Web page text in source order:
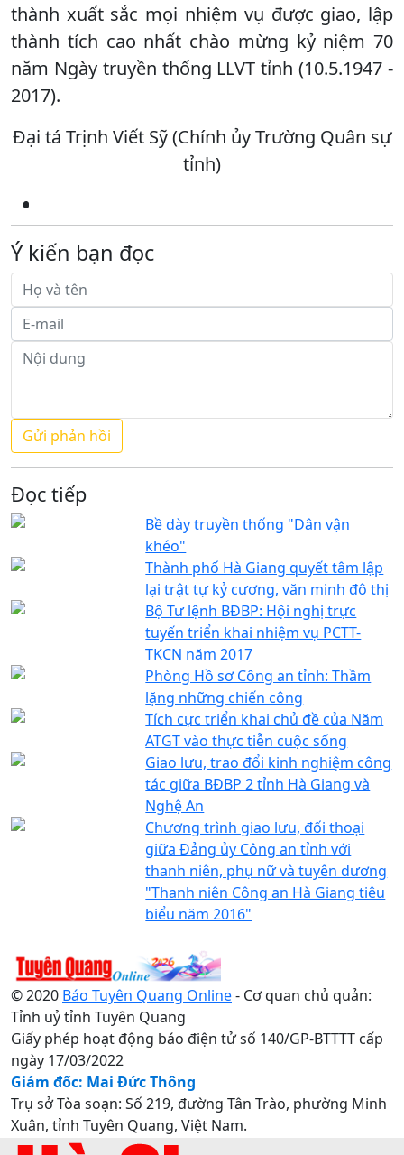
thành xuất sắc mọi nhiệm vụ được giao, lập
thành tích cao nhất chào mừng kỷ niệm 70
năm Ngày truyền thống LLVT tỉnh (10.5.1947 -
2017).
Đại tá Trịnh Viết Sỹ (Chính ủy Trường Quân sự
tỉnh)
Ý kiến bạn đọc
Đọc tiếp
Bề dày truyền thống "Dân vận
khéo"
Thành phố Hà Giang quyết tâm lập
lại trật tự kỷ cương, văn minh đô thị
Bộ Tư lệnh BĐBP: Hội nghị trực
tuyến triển khai nhiệm vụ PCTT-
TKCN năm 2017
Phòng Hồ sơ Công an tỉnh: Thầm
lặng những chiến công
Tích cực triển khai chủ đề của Năm
ATGT vào thực tiễn cuộc sống
Giao lưu, trao đổi kinh nghiệm công
tác giữa BĐBP 2 tỉnh Hà Giang và
Nghệ An
Chương trình giao lưu, đối thoại
giữa Đảng ủy Công an tỉnh với
thanh niên, phụ nữ và tuyên dương
"Thanh niên Công an Hà Giang tiêu
biểu năm 2016"
© 2020 Báo Tuyên Quang Online- Cơ quan chủ quản:
Tỉnh uỷ tỉnh Tuyên Quang
Giấy phép hoạt động báo điện tử số 140/GP-BTTTT cấp
ngày 17/03/2022
Giám đốc: Mai Đức Thông
Trụ sở Tòa soạn: Số 219, đường Tân Trào, phường Minh
Xuân, tỉnh Tuyên Quang, Việt Nam.
Điện thoại: 0207.3822820 - 0207.3817155 / Fax: